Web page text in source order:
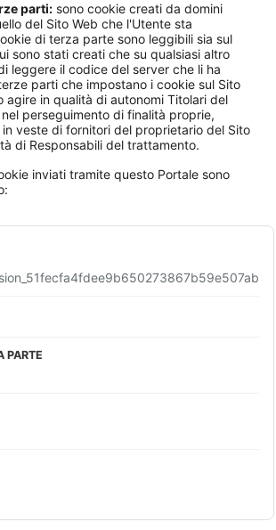
parti: sono cookie creati da domini
del Sito Web che l'Utente sta
di terza parte sono leggibili sia sul
sono stati creati che su qualsiasi altro
leggere il codice del server che li ha
parti che impostano i cookie sul Sito
agire in qualità di autonomi Titolari del
perseguimento di finalità proprie,
veste di fornitori del proprietario del Sito
di Responsabili del trattamento.
inviati tramite questo Portale sono